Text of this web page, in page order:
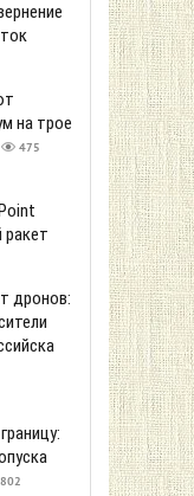
на трое
475
ракет
дронов:
802